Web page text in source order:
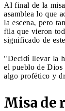
Al final de la
asamblea lo que
la escena, pero
fila que vieron
significado de
"Decidí llevar la
el pueblo de Dios
algo profético y
Misa de